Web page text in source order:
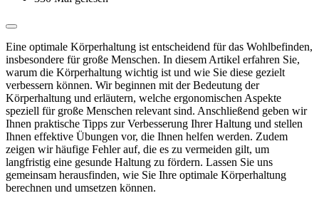
Eine optimale Körperhaltung ist entscheidend für das Wohlbefinden,
insbesondere für große Menschen. In diesem Artikel erfahren Sie,
warum die Körperhaltung wichtig ist und wie Sie diese gezielt
verbessern können. Wir beginnen mit der Bedeutung der
Körperhaltung und erläutern, welche ergonomischen Aspekte
speziell für große Menschen relevant sind. Anschließend geben wir
Ihnen praktische Tipps zur Verbesserung Ihrer Haltung und stellen
Ihnen effektive Übungen vor, die Ihnen helfen werden. Zudem
zeigen wir häufige Fehler auf, die es zu vermeiden gilt, um
langfristig eine gesunde Haltung zu fördern. Lassen Sie uns
gemeinsam herausfinden, wie Sie Ihre optimale Körperhaltung
berechnen und umsetzen können.